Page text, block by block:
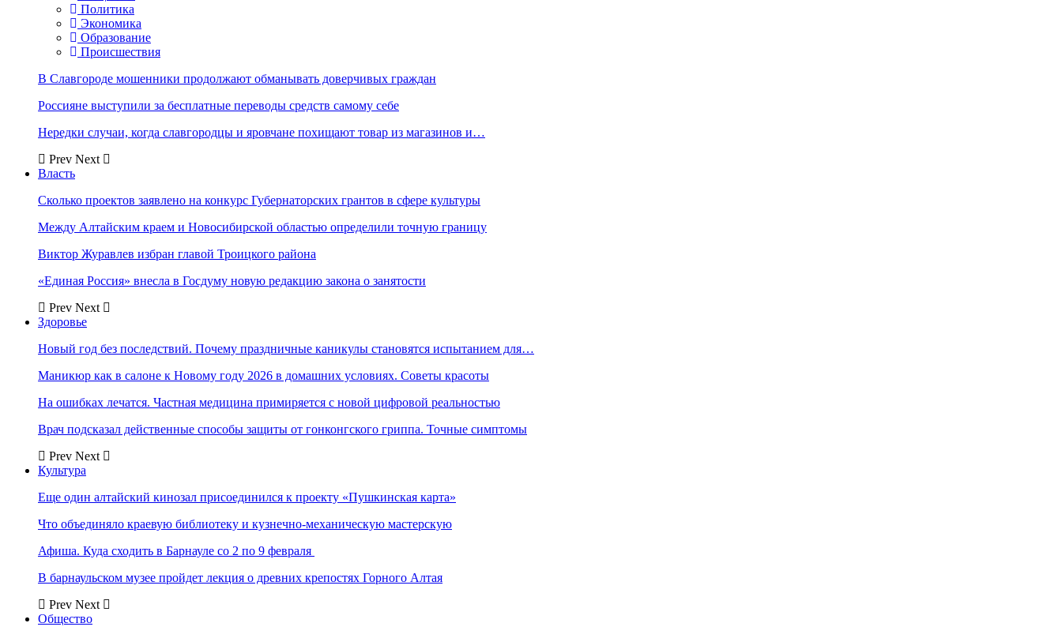
Политика
Экономика
Образование
Происшествия
В Славгороде мошенники продолжают обманывать доверчивых граждан
Россияне выступили за бесплатные переводы средств самому себе
Нередки случаи, когда славгородцы и яровчане похищают товар из магазинов и…
Prev Next
Власть
Сколько проектов заявлено на конкурс Губернаторских грантов в сфере культуры
Между Алтайским краем и Новосибирской областью определили точную границу
Виктор Журавлев избран главой Троицкого района
«Единая Россия» внесла в Госдуму новую редакцию закона о занятости
Prev Next
Здоровье
Новый год без последствий. Почему праздничные каникулы становятся испытанием для…
Маникюр как в салоне к Новому году 2026 в домашних условиях. Советы красоты
На ошибках лечатся. Частная медицина примиряется с новой цифровой реальностью
Врач подсказал действенные способы защиты от гонконгского гриппа. Точные симптомы
Prev Next
Культура
Еще один алтайский кинозал присоединился к проекту «Пушкинская карта»
Что объединяло краевую библиотеку и кузнечно-механическую мастерскую
Афиша. Куда сходить в Барнауле со 2 по 9 февраля
В барнаульском музее пройдет лекция о древних крепостях Горного Алтая
Prev Next
Общество